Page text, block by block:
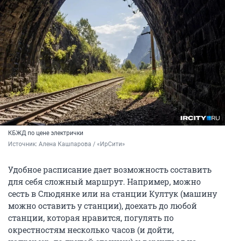
КБЖД по цене электрички
Источник: Алена Кашпарова / «ИрСити»
Удобное расписание дает возможность составить
для себя сложный маршрут. Например, можно
сесть в Слюдянке или на станции Култук (машину
можно оставить у станции), доехать до любой
станции, которая нравится, погулять по
окрестностям несколько часов (и дойти,